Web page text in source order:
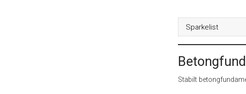
Sparkelist
Stabilt